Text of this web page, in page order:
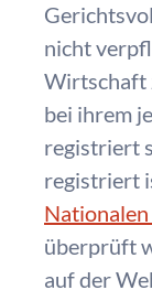
nicht
Wirtschaft
bei ihrem
registriert
registriert
überprüft
auf der